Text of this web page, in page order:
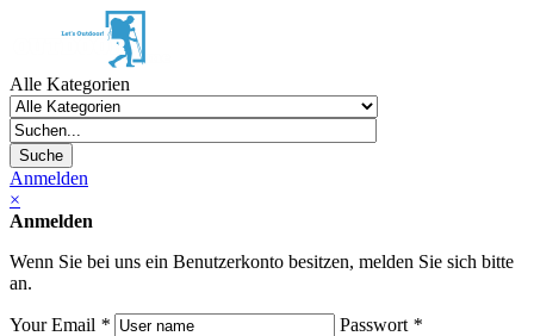
Alle Kategorien
Suche
Anmelden
×
Anmelden
Wenn Sie bei uns ein Benutzerkonto besitzen, melden Sie sich bitte
an.
Your Email * Passwort *